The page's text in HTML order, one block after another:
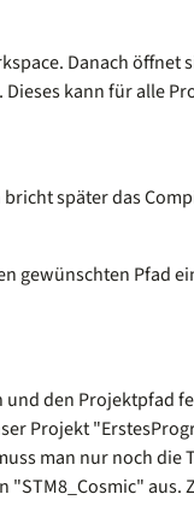
Danach öffnet
kann für alle
später das
gewünschten Pfad
und den Projektpfad
Projekt
man nur noch die
"STM8_Cosmic" aus.